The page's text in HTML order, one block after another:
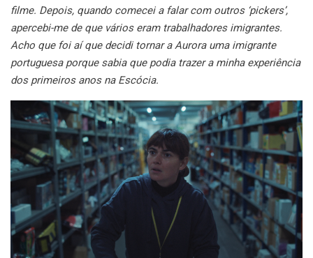
filme. Depois, quando comecei a falar com outros ‘pickers’,
apercebi-me de que vários eram trabalhadores imigrantes.
Acho que foi aí que decidi tornar a Aurora uma imigrante
portuguesa porque sabia que podia trazer a minha experiência
dos primeiros anos na Escócia.